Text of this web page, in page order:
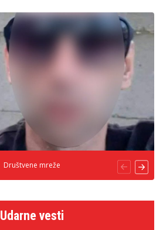
Društvene mreže
Udarne vesti